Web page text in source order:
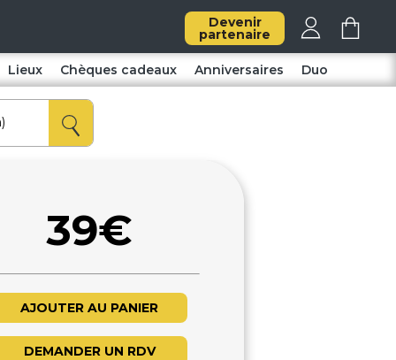
Devenir
partenaire
Lieux Chèques cadeaux Anniversaires Duo
39€
AJOUTER AU PANIER
DEMANDER UN RDV